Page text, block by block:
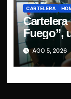
CARTELERA
Fuego”,
pasión y
AGO 5, 2026